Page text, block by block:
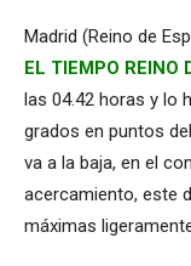
Madrid (Reino de
EL TIEMPO REINO
las 04.42 horas y lo
grados en puntos
va a la baja, en el
acercamiento, este
máximas